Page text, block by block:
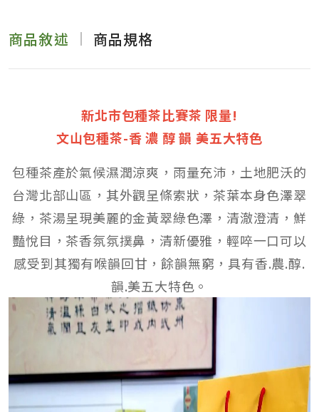
商品敘述 商品規格
新北市包種茶比賽茶 限量!
文山包種茶-香 濃 醇 韻 美五大特色
包種茶產於氣候濕潤涼爽，雨量充沛，土地肥沃的
台灣北部山區，其外觀呈條索狀，茶葉本身色澤翠
綠，茶湯呈現美麗的金黃翠綠色澤，清澈澄清，鮮
豔悅目，茶香氛氛撲鼻，清新優雅，輕啐一口可以
感受到其獨有喉韻回甘，餘韻無窮，具有香.農.醇.
韻.美五大特色。